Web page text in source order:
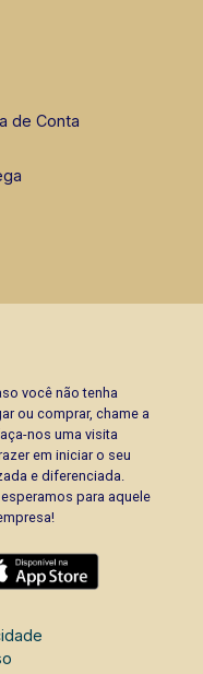
de Conta
você não tenha
ou comprar, chame a
nos uma visita
em iniciar o seu
e diferenciada.
para aquele